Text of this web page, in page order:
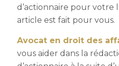
d’actionnaire pour votre
article est fait pour vous.
Avocat en droit des
vous aider dans la